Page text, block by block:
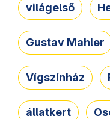
világelső
Gustav Mahler
Vígszínház
állatkert